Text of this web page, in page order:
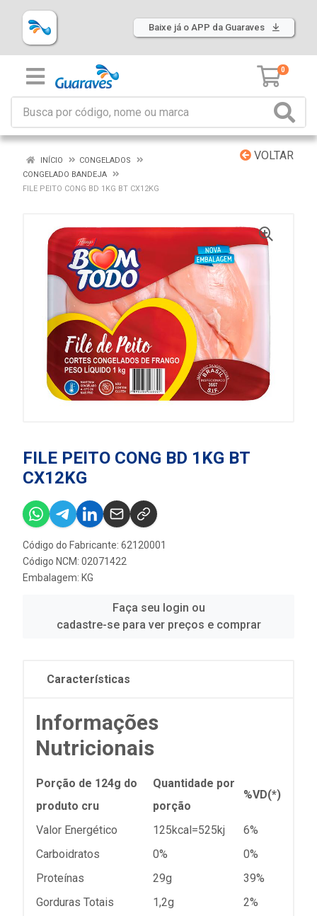
Baixe já o APP da Guaraves
0
VOLTAR
INÍCIO
CONGELADOS
CONGELADO BANDEJA
FILE PEITO CONG BD 1KG BT CX12KG
FILE PEITO CONG BD 1KG BT
CX12KG
Código do Fabricante: 62120001
Código NCM: 02071422
Embalagem: KG
Faça seu login ou
cadastre-se para ver preços e comprar
Características
Informações
Nutricionais
Porção de 124g do
produto cru
Quantidade por
porção
%VD(*)
Valor Energético 125kcal=525kj
6%
Carboidratos
0%
0%
Proteínas
29g
39%
Gorduras Totais
1,2g
2%